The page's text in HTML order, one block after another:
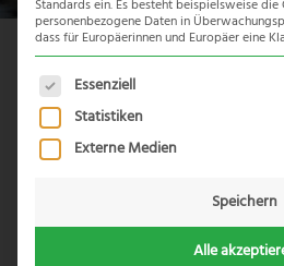
Standards ein. Es besteht beispielsweise die
personenbezogene Daten in
dass für Europäerinnen und Europäer eine
Es folgt eine Liste der Service-
Essenziell
Statistiken
Externe Medien
Speichern
Alle